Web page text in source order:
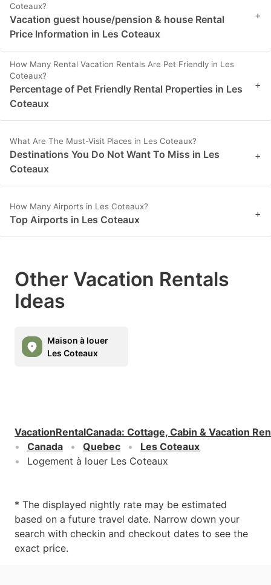
Coteaux?
Vacation guest house/pension & house Rental
Price Information in Les Coteaux
+
How Many Rental Vacation Rentals Are Pet Friendly in Les
Coteaux?
Percentage of Pet Friendly Rental Properties in Les
Coteaux
+
What Are The Must-Visit Places in Les Coteaux?
Destinations You Do Not Want To Miss in Les
Coteaux
+
How Many Airports in Les Coteaux?
Top Airports in Les Coteaux +
Other Vacation Rentals
Ideas
Maison à louer
Les Coteaux
VacationRentalCanada: Cottage, Cabin & Vacation
Canada
Quebec
Les Coteaux
Logement à louer Les Coteaux
* The displayed nightly rate may be estimated
based on a future travel date. Narrow down your
search with checkin and checkout dates to see the
exact price.